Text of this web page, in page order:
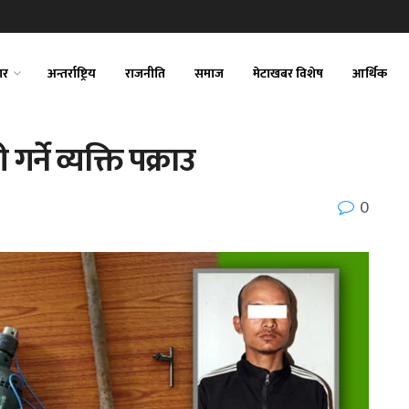
अन्तर्राष्ट्रिय राजनीति समाज मेटाखबर विशेष आर्थिक
व्यक्ति पक्राउ
0